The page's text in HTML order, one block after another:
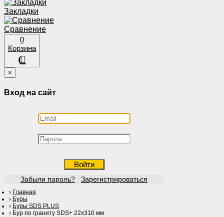
Закладки
Сравнение
0
Корзина
×
Вход на сайт
Войти
Забыли пароль? Зарегистрироваться
Главная
Буры
Буры SDS PLUS
Бур по граниту SDS+ 22х310 мм